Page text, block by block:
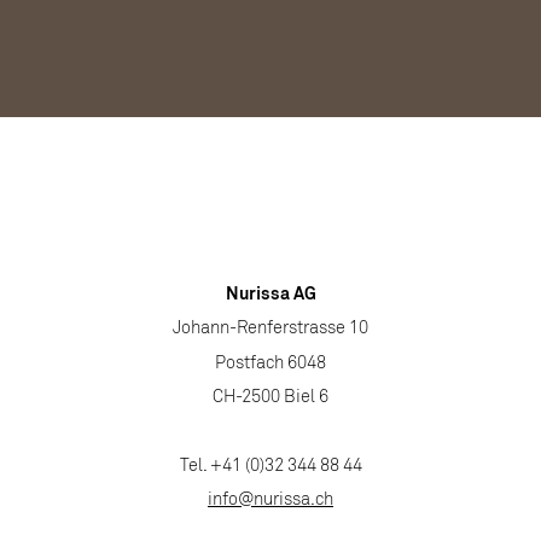
Nurissa AG
Johann-Renferstrasse 10
Postfach 6048
CH-2500 Biel 6
Tel. +41 (0)32 344 88 44
info@nurissa.ch